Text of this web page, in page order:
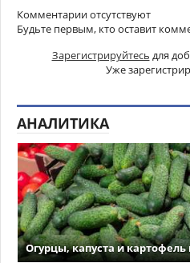
Комментарии отсутствуют
Будьте первым, кто оставит
Зарегистрируйтесь для
Уже
АНАЛИТИКА
Огурцы, капуста и